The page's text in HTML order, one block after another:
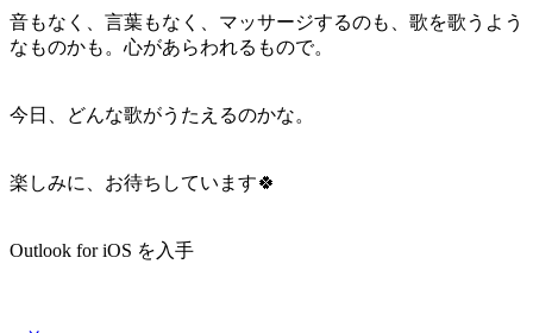
音もなく、言葉もなく、マッサージするのも、歌を歌うよう
なものかも。心があらわれるもので。
今日、どんな歌がうたえるのかな。
楽しみに、お待ちしています🍀
Outlook for iOS を入手